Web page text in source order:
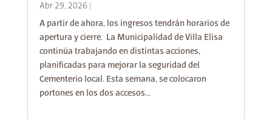
Abr 29, 2026
A partir de ahora, los ingresos tendrán horarios de
apertura y cierre. La Municipalidad de Villa Elisa
continúa trabajando en distintas acciones,
planificadas para mejorar la seguridad del
Cementerio local. Esta semana, se colocaron
portones en los dos accesos...